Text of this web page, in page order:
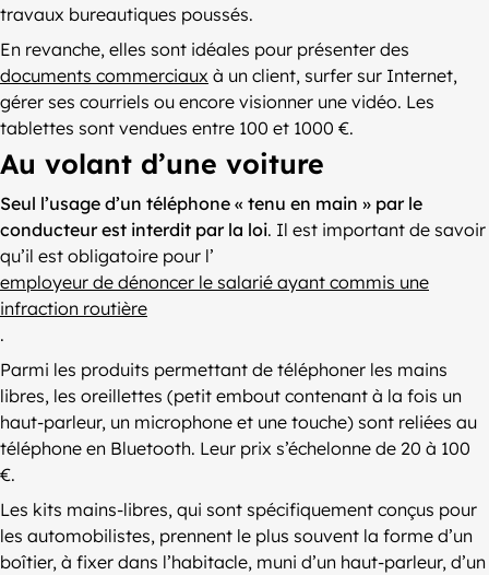
travaux bureautiques poussés.
En revanche, elles sont idéales pour présenter des
documents commerciaux à un client, surfer sur Internet,
gérer ses courriels ou encore visionner une vidéo. Les
tablettes sont vendues entre 100 et 1000 €.
Au volant d’une voiture
Seul l’usage d’un téléphone « tenu en main » par le
conducteur est interdit par la loi. Il est important de savoir
qu’il est obligatoire pour l’
employeur de dénoncer le salarié ayant commis une
infraction routière
.
Parmi les produits permettant de téléphoner les mains
libres, les oreillettes (petit embout contenant à la fois un
haut-parleur, un microphone et une touche) sont reliées au
téléphone en Bluetooth. Leur prix s’échelonne de 20 à 100
€.
Les kits mains-libres, qui sont spécifiquement conçus pour
les automobilistes, prennent le plus souvent la forme d’un
boîtier, à fixer dans l’habitacle, muni d’un haut-parleur, d’un